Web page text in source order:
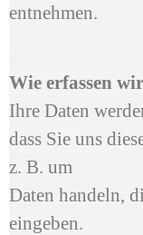
entnehmen.
Wie erfassen
Ihre Daten
dass Sie uns
z. B. um
Daten handeln,
eingeben.